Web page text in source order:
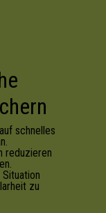
schnelles
reduzieren
zu